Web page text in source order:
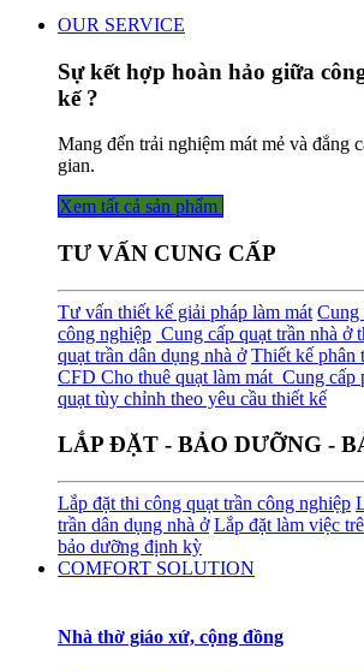
OUR SERVICE
Sự kết hợp hoàn hảo giữa
kế ?
Mang đến trải nghiệm mát mẻ và đẳng
gian.
Xem tất cả sản phẩm
TƯ VẤN CUNG CẤP
Tư vấn thiết kế giải pháp làm mát Cung
công nghiệp Cung cấp quạt trần nhà ở
quạt trần dân dụng nhà ở Thiết kế phân
CFD Cho thuê quạt làm mát Cung cấp
quạt tùy chỉnh theo yêu cầu thiết kế
LẮP ĐẶT - BẢO DƯỠNG -
Lắp đặt thi công quạt trần công nghiệp
trần dân dụng nhà ở Lắp đặt làm việc
bảo dưỡng định kỳ
COMFORT SOLUTION
Nhà thờ giáo xứ, cộng đồng